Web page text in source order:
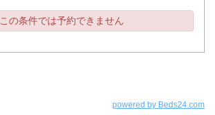
この条件では予約できません
powered by Beds24.com